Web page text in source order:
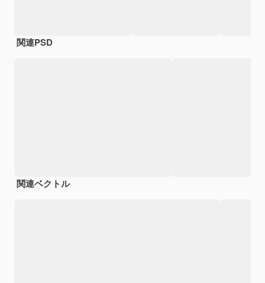
関連PSD
関連ベクトル